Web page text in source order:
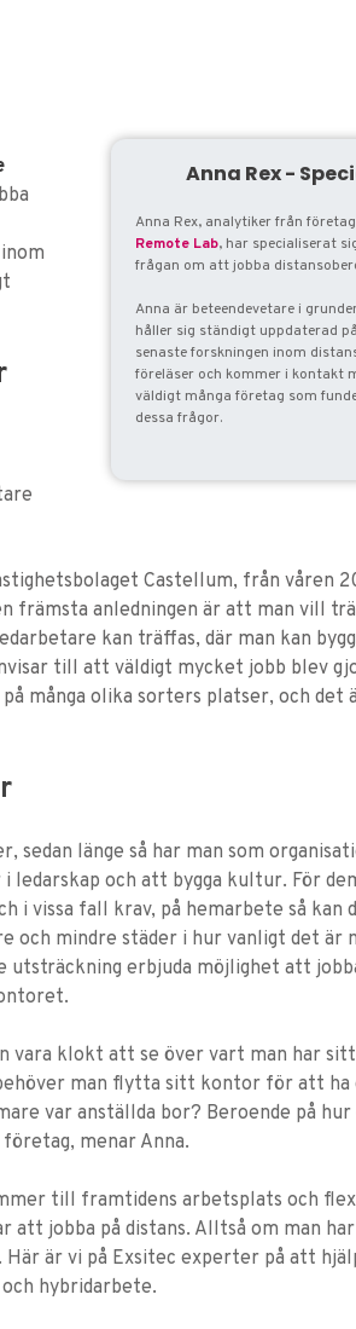
Anna Rex -
Anna Rex, analytiker från
Remote Lab, har specialiserat
frågan om att jobba
Anna är beteendevetare i
håller sig ständigt uppdaterad
senaste forskningen inom
föreläser och kommer i kontakt
väldigt många företag som
dessa frågor.
Castellum, från våren
anledningen är att man vill
kan träffas, där man kan
till att väldigt mycket jobb blev
många olika sorters platser, och det
sedan länge så har man som
ledarskap och att bygga kultur. För
i vissa fall krav, på hemarbete så kan
mindre städer i hur vanligt det är
erbjuda möjlighet att
vara klokt att se över vart man har
man flytta sitt kontor för att ha
var anställda bor? Beroende på
menar Anna.
till framtidens arbetsplats och
jobba på distans. Alltså om man
är vi på Exsitec experter på att
hybridarbete.